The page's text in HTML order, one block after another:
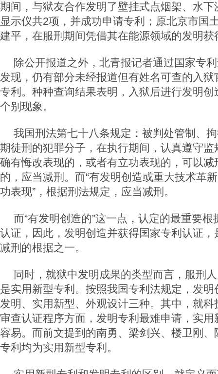
期间，与狱友合作发明了壁挂式点烟架、水
显示仪共2项，并成功申请专利；原北京市国
建平，在服刑期间凭借其在能源领域的发明获
除公开报道之外，北青报记者通过国家专
发现，仍有部分未经报道但有姓名可查的入
专利。种种查询结果表明，入狱后进行发明
个别现象。
我国刑法第七十八条规定：被判处管制、
期徒刑的犯罪分子，在执行期间，认真遵守
确有悔改表现的，或者有立功表现的，可以
的，应当减刑。而“有发明创造或重大技术革
功表现”，根据刑法规定，应当减刑。
而“有发明创造的”这一点，认定的最重要
认证，因此，发明创造并获得国家专利认证
减刑的根据之一。
同时，就狱中发明成果的类型而言，服刑
是实用新型专利。按照我国专利法规定，发
发明、实用新型、外观设计三种。其中，就
审查认证程序方面，发明专利最难申请，实
容易。而前文提到的南勇、梁剑兴、楼卫刚
专利均为实用新型专利。